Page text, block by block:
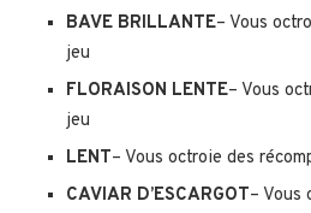
BAVE BRILLANTE– Vous
jeu
FLORAISON LENTE– Vous
jeu
LENT– Vous octroie des
CAVIAR D’ESCARGOT– Vous